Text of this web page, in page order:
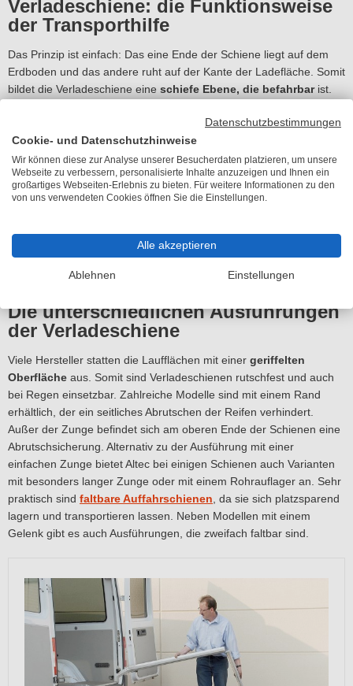
Verladeschiene: die Funktionsweise
der Transporthilfe
Das Prinzip ist einfach: Das eine Ende der Schiene liegt auf dem
Erdboden und das andere ruht auf der Kante der Ladefläche. Somit
bildet die Verladeschiene eine schiefe Ebene, die befahrbarist.
Übergang vom Erdboden zur Schiene möglichst eben ist. Das
obere Ende ist mit einer Zunge ausgestattet, die für einen flachen
Übergang auf die Ladefläche sorgt. Um beispielsweise einen
Rasentraktor zu verladen, sind zwei Schienen erforderlich. Die
Spurweite des Traktors gibt an, welchen Abstand die Schienen
viele andere Hersteller fertigen diese robusten Schienen aus
Die unterschiedlichen Ausführungen
der Verladeschiene
Viele Hersteller statten die Laufflächen mit einer geriffelten
Oberfläche aus. Somit sind Verladeschienen rutschfest und auch
bei Regen einsetzbar. Zahlreiche Modelle sind mit einem Rand
erhältlich, der ein seitliches Abrutschen der Reifen verhindert.
Außer der Zunge befindet sich am oberen Ende der Schienen eine
Abrutschsicherung. Alternativ zu der Ausführung mit einer
einfachen Zunge bietet Altec bei einigen Schienen auch Varianten
mit besonders langer Zunge oder mit einem Rohrauflager an. Sehr
praktisch sind faltbare Auffahrschienen , da sie sich platzsparend
lagern und transportieren lassen. Neben Modellen mit einem
Gelenk gibt es auch Ausführungen, die zweifach faltbar sind.
Datenschutzbestimmungen
Cookie- und Datenschutzhinweise
Wir können diese zur Analyse unserer Besucherdaten platzieren, um unsere
Webseite zu verbessern, personalisierte Inhalte anzuzeigen und Ihnen ein
großartiges Webseiten-Erlebnis zu bieten. Für weitere Informationen zu den
von uns verwendeten Cookies öffnen Sie die Einstellungen.
Alle akzeptieren
Ablehnen Einstellungen